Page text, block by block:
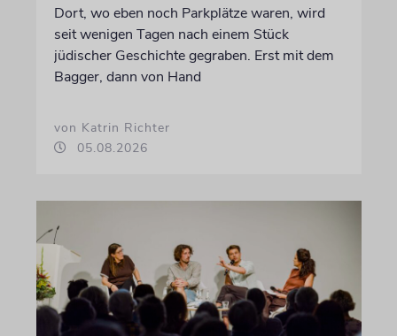
Dort, wo eben noch Parkplätze waren, wird
seit wenigen Tagen nach einem Stück
jüdischer Geschichte gegraben. Erst mit dem
Bagger, dann von Hand
von Katrin Richter
05.08.2026